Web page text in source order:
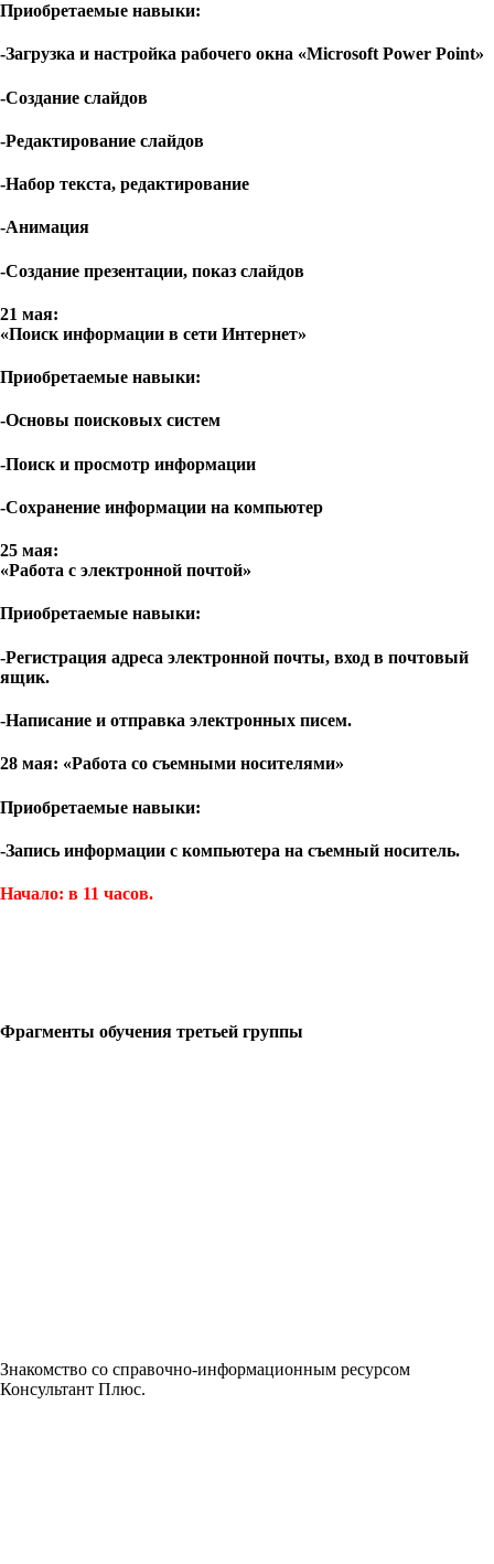
Приобретаемые навыки:
-Загрузка и настройка рабочего окна «Microsoft Power Point»
-Создание слайдов
-Редактирование слайдов
-Набор текста, редактирование
-Анимация
-Создание презентации, показ слайдов
21 мая:
«Поиск информации в сети Интернет»
Приобретаемые навыки:
-Основы поисковых систем
-Поиск и просмотр информации
-Сохранение информации на компьютер
25 мая:
«Работа с электронной почтой»
Приобретаемые навыки:
-Регистрация адреса электронной почты, вход в почтовый
ящик.
-Написание и отправка электронных писем.
28 мая: «Работа со съемными носителями»
Приобретаемые навыки:
-Запись информации с компьютера на съемный носитель.
Начало: в 11 часов.
Фрагменты обучения третьей группы
Знакомство со справочно-информационным ресурсом
Консультант Плюс.